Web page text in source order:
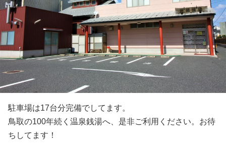
駐車場は17台分完備でしてます。
鳥取の100年続く温泉銭湯へ、是非ご利用ください。お待
ちしてます！